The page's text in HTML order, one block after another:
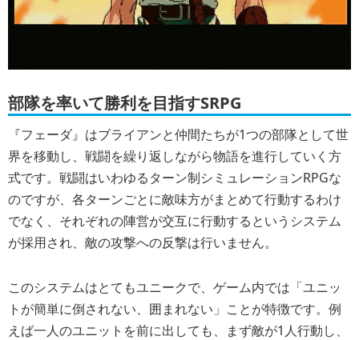
部隊を率いて勝利を目指すSRPG
『フェーダ』はブライアンと仲間たちが1つの部隊として世
界を移動し、戦闘を繰り返しながら物語を進行していく方
式です。戦闘はいわゆるターン制シミュレーションRPGな
のですが、各ターンごとに敵味方がまとめて行動するわけ
でなく、それぞれの陣営が交互に行動するというシステム
が採用され、敵の攻撃への反撃は行いません。
このシステムはとてもユニークで、ゲーム内では「ユニッ
トが簡単に倒されない、囲まれない」ことが特徴です。例
えば一人のユニットを前に出しても、まず敵が1人行動し、